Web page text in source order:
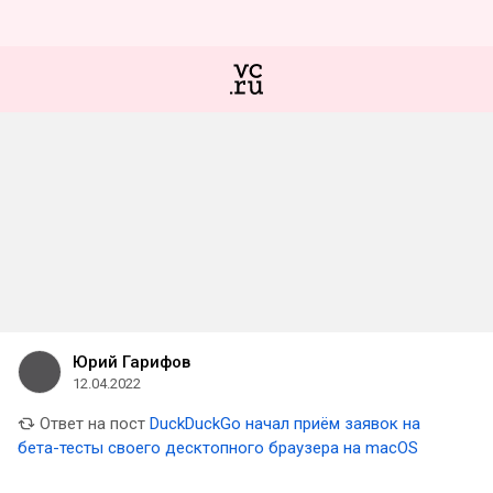
Юрий Гарифов
12.04.2022
Ответ на пост DuckDuckGo начал приём заявок на
бета-тесты своего десктопного браузера на macOS